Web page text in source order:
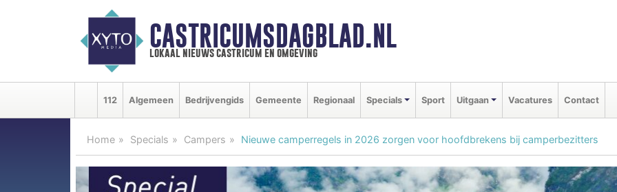
CASTRICUMSDAGBLAD.NL
lokaal nieuws castricum en omgeving
112 Algemeen Bedrijvengids Gemeente Regionaal Specials Sport Uitgaan Vacatures Contact
Home Specials Campers Nieuwe camperregels in 2026 zorgen voor hoofdbrekens bij camperbezitters